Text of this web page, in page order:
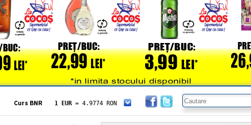
Curs BNR 1 EUR = 4.9774 RON
= 5.8304 RON